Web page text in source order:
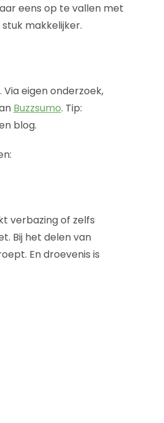
eens op te vallen met
makkelijker.
eigen onderzoek,
Buzzsumo. Tip:
blog.
verbazing of zelfs
Bij het delen van
En droevenis is